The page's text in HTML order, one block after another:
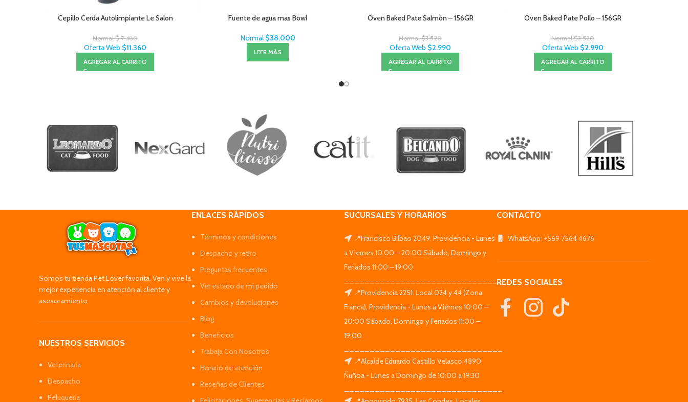
Cepillo Cerda Autolimpiante Le Salon
Normal$17.480
Oferta Web $11.360
AGREGAR AL CARRITO
Fuente de agua mas Bowl
Normal $38.000
LEER MÁS
Oven Baked Pate Salmón – 156GR
Normal$3.520
Oferta Web $2.990
AGREGAR AL CARRITO
Oven Baked Pate Pollo – 156GR
Normal$3.520
Oferta Web $2.990
AGREGAR AL CARRITO
Somos tu tienda Pet Lover favorita. Ven y vive la
mejor experiencia en atención al cliente y
asesoramiento
NUESTROS SERVICIOS
Veterinaria
Despacho
Peluquería
ENLACES RÁPIDOS
Términos y condiciones
Despacho y retiro
Preguntas frecuentes
Ver estado de mi pedido
Cambios y devoluciones
Blog
Beneficios
Trabaja Con Nosotros
Horario de atención
Reseñas de Clientes
SUCURSALES Y HORARIOS
📍Francisco Bilbao 2049, Providencia - Lunes
a Viernes 10:00 – 20:00 Sábado, Domingo y
Feriados 11:00 – 19:00
_______________________________
📍Providencia 2251. Local 024 y 44 (Zona
Franca), Providencia - Lunes a Viernes 10:00 –
20:00 Sábado, Domingo y Feriados 11:00 –
19:00
📍Alcalde Eduardo Castillo Velasco 4890,
Ñuñoa - Lunes a Domingo de 10:00 a 19:30
CONTACTO
WhatsApp: +569 7564 4676
REDES SOCIALES